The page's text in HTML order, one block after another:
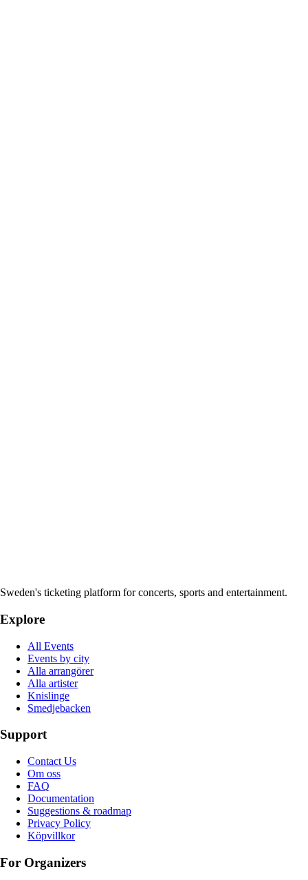
Sweden's ticketing platform for concerts, sports and entertainment.
Explore
All Events
Events by city
Alla arrangörer
Alla artister
Knislinge
Smedjebacken
Support
Contact Us
Om oss
FAQ
Documentation
Suggestions & roadmap
Privacy Policy
Köpvillkor
For Organizers